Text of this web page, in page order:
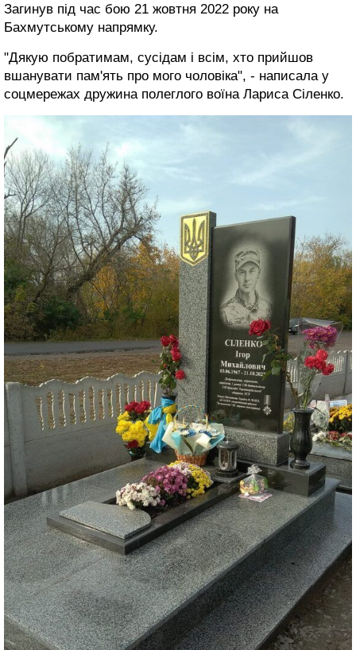
Загинув під час бою 21 жовтня 2022 року на
Бахмутському напрямку.
"Дякую побратимам, сусідам і всім, хто прийшов
вшанувати пам'ять про мого чоловіка", - написала у
соцмережах дружина полеглого воїна Лариса Сіленко.